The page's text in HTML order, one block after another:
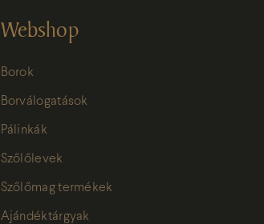
Webshop
Borok
Borválogatások
Pálinkák
Szőlőlevek
Szőlőmag termékek
Ajándéktárgyak